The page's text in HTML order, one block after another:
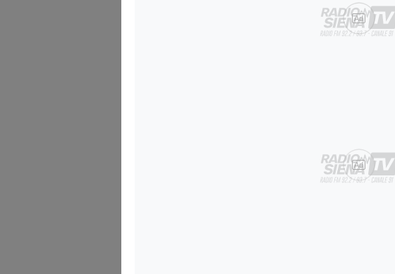
Ad
Ad